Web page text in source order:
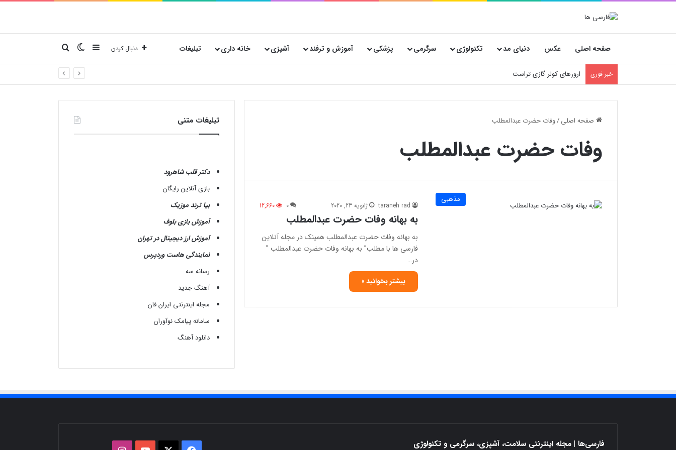
صفحه اصلی عکس دنیای مد تکنولوژی سرگرمی پزشکی آموزش و ترفند آشپزی خانه داری تبلیغات دنبال کردن نوارکناریتغییر پوسته
جستجو برای
خبر فوری ارورهای کولر گازی تراست
صفحه اصلی/وفات حضرت عبدالمطلب
وفات حضرت عبدالمطلب
مذهبی
taraneh rad ژانویه 23, 2020 0
12,660
به بهانه وفات حضرت عبدالمطلب
به بهانه وفات حضرت عبدالمطلب همینک در مجله آنلاین
فارسی ها با مطلب” به بهانه وفات حضرت عبدالمطلب ”
در…
بیشتر بخوانید »
تبلیغات متنی
دکتر قلب شاهرود
بازی آنلاین رایگان
بیا ترند موزیک
آموزش بازی بلوف
آموزش ارز دیجیتال در تهران
نمایندگی هاست وردپرس
رسانه سه
آهنگ جدید
مجله اینترنتی ایران فان
سامانه پیامک نوآوران
دانلود آهنگ
فارسی‌ها | مجله اینترنتی سلامت، آشپزی، سرگرمی و تکنولوژی